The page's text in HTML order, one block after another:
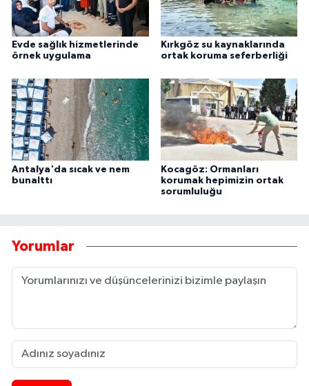
Evde sağlık hizmetlerinde
örnek uygulama
Kırkgöz su kaynaklarında
ortak koruma seferberliği
Antalya'da sıcak ve nem
bunalttı
Kocagöz: Ormanları
korumak hepimizin ortak
sorumluluğu
Yorumlar